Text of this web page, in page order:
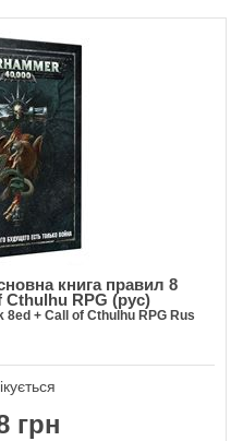
книга правил 8
Cthulhu RPG (рус)
+ Call of Cthulhu RPG Rus
грн